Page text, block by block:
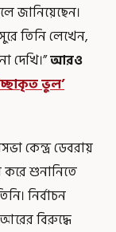
জানিয়েছেন।
তিনি লেখেন,
দেখি।”আরও
ভুল’
কেন্দ্র ডেবরায়
করে শুনানিতে
নির্বাচন
বিরুদ্ধে